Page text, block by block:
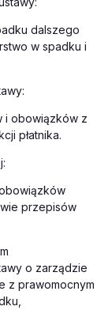
dalszego
w spadku i
i obowiązków z
płatnika.
przepisów
o zarządzie
z prawomocnym